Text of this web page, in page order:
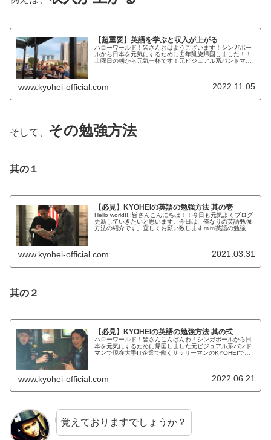
【超重要】英語を学ぶと収入が上がる
ハローワールド！皆さんおはようございます！シンガポー
ルから日本を元気にするために去年凱旋帰国しました！！
土曜日の朝から元気一杯です！元ビジュアル系バンドマン
www.kyohei-official.com 2022.11.05
そして、 その勉強方法
其の１
【必見】KYOHEIの英語の勉強方法 其の壱
Hello world!!!!皆さんこんにちは！！今日も元気よくブログ
更新していきたいと思います。今日は、俺なりの英語勉強
方法の紹介です。宜しくお願い致しますｍｍ英語の勉強方
www.kyohei-official.com 2021.03.31
其の２
【必見】KYOHEIの英語の勉強方法 其の弍
ハローワールド！皆さんこんばんわ！シンガポールから日
本を元気にするために帰国しました元ビジュアル系バンド
マンで現在大手IT企業で働くサラリーマンのKYOHEIで
www.kyohei-official.com 2022.06.21
覚えておりますでしょうか？